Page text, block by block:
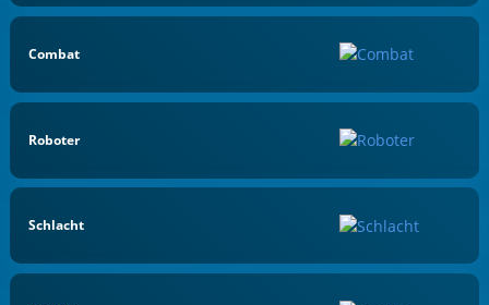
Combat
Roboter
Schlacht